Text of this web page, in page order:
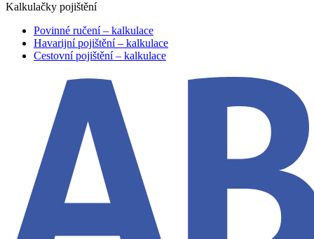
Kalkulačky pojištění
Povinné ručení – kalkulace
Havarijní pojištění – kalkulace
Cestovní pojištění – kalkulace